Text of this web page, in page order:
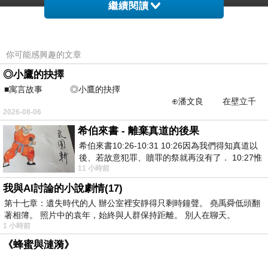
繼續閱讀
你可能感興趣的文章
◎小鷹的抉擇
■寓言故事 ◎小鷹的抉擇
⊕潘文良 在壁立千
仞的懸崖上，有一座遮天蔽
2026-08-06
希伯來書 - 離棄真道的後果
希伯來書10:26-10:31 10:26因為我們得知真道以
後、若故意犯罪、贖罪的祭就再沒有了． 10:27惟
有戰懼等候審判和那燒滅眾敵人的烈火
11 小時前
我與AI討論的小說劇情(17)
第十七章：遺失時代的人 辦公室裡安靜得只剩時鐘聲。 堯禹舜低頭翻
著相簿。 照片中的袁年，始終與人群保持距離。 別人在聊天。
1 小時前
《蜂蜜與漣漪》